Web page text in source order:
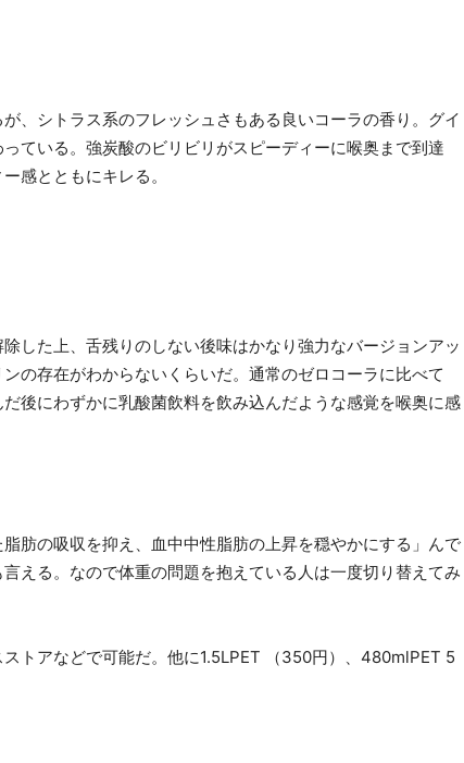
、シトラス系のフレッシュさもある良いコーラの香り。グイ
ている。強炭酸のビリビリがスピーディーに喉奥まで到達
感とともにキレる。
した上、舌残りのしない後味はかなり強力なバージョンアッ
の存在がわからないくらいだ。通常のゼロコーラに比べて
後にわずかに乳酸菌飲料を飲み込んだような感覚を喉奥に感
肪の吸収を抑え、血中中性脂肪の上昇を穏やかにする」んで
える。なので体重の問題を抱えている人は一度切り替えてみ
トアなどで可能だ。他に1.5LPET （350円）、480mlPET 5